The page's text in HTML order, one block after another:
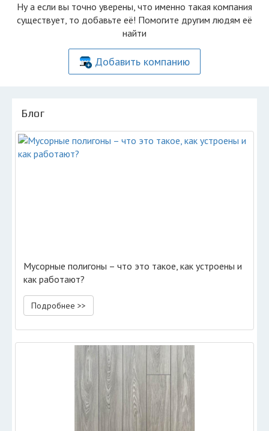
Ну а если вы точно уверены, что именно такая компания
существует, то добавьте её! Помогите другим людям её
найти
Добавить компанию
Блог
Мусорные полигоны – что это такое, как устроены и
как работают?
Подробнее >>